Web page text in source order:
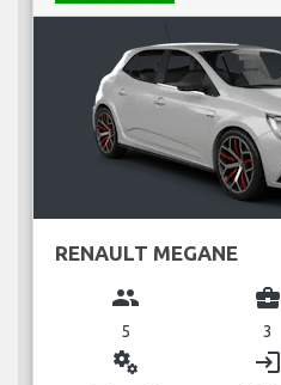
RENAULT MEGANE
group
5
business_center
3
miscellaneous_services login